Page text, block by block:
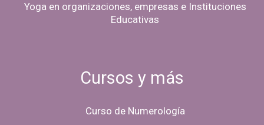
Yoga en organizaciones, empresas e Instituciones
Educativas
Cursos y más
Curso de Numerología